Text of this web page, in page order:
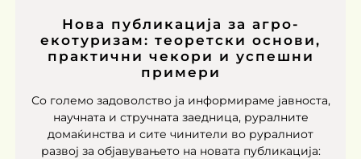
Нова публикација за агро-
екотуризам: теоретски основи,
практични чекори и успешни
примери
Со големо задоволство ја информираме јавноста,
научната и стручната заедница, руралните
домаќинства и сите чинители во руралниот
развој за објавувањето на новата публикација: